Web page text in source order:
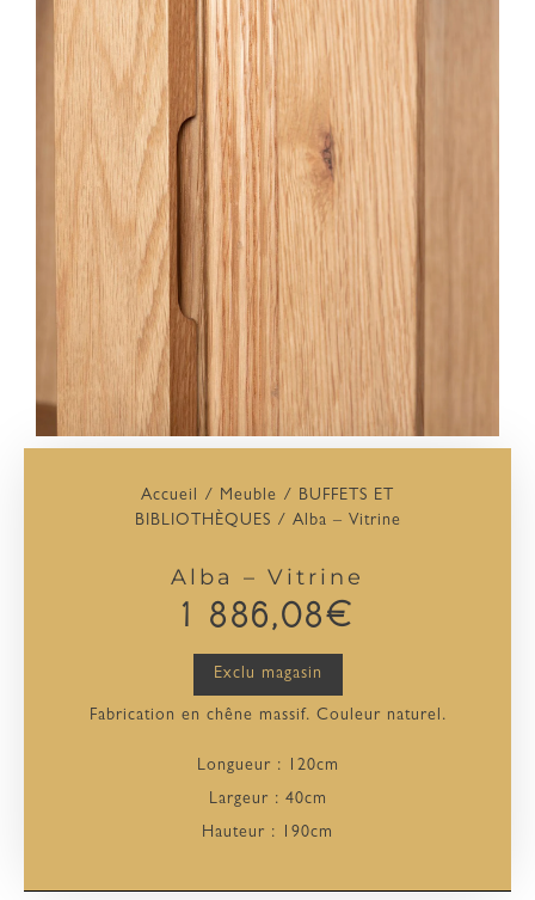
Accueil / Meuble /
BUFFETS ET
BIBLIOTHÈQUES / Alba – Vitrine
Alba – Vitrine
1 886,08€
Exclu magasin
Fabrication en chêne massif. Couleur naturel.
Longueur : 120cm
Largeur : 40cm
Hauteur : 190cm